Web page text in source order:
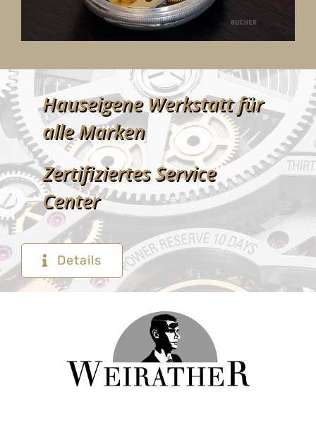
Hauseigene Werkstatt für
alle Marken
Zertifiziertes Service
Center
Details